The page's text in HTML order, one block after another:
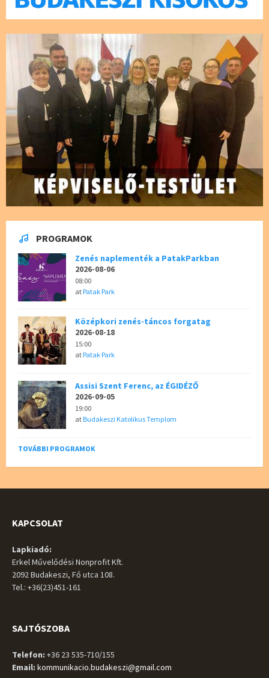
PROGRAMOK
Zenés naplementék a PatakParkban
2026-08-06
08:00
atPatak Park
Középkori zenés-táncos forgatag
2026-08-18
15:00
atPatak Park
Assisi Szent Ferenc, az ÉGIDÉZŐ
2026-09-05
19:00
atBudakeszi Katolikus Templom
TOVÁBBI PROGRAMOK
KAPCSOLAT
Lapkiadó:
Erkel Művelődési Nonprofit Kft.
2092 Budakeszi, Fő utca 108.
Tel.: +36(23)451-161
SAJTÓSZOBA
Telefon: +36 23 535-710/155
Email: kommunikacio.budakeszi@gmail.com